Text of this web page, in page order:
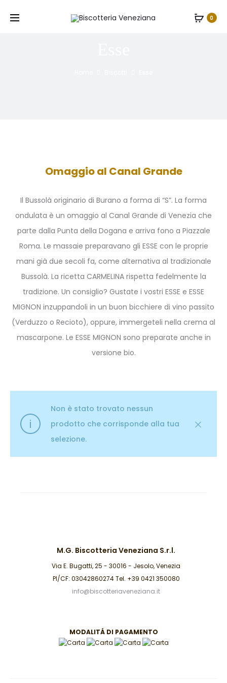
0
Omaggio al Canal Grande
Il Bussolà originario di Burano a forma di “S”. La forma
ondulata è un omaggio al Canal Grande di Venezia che
parte dalla Punta della Dogana e arriva fono a Piazzale
Roma. Le massaie preparavano gli ESSE con le proprie
mani già due secoli fa, come alternativa al tradizionale
Bussolà. La ricetta CARMELINA rispetta fedelmente la
tradizione. Un consiglio? Gustate i vostri ESSE e ESSE
MIGNON inzuppandoli in un buon bicchiere di vino passito
(Verduzzo o Recioto), oppure, immergeteli nella crema al
mascarpone. Le ESSE MIGNON sono preparate anche in
versione bio.
Non è stato trovato nessun
prodotto che corrisponde alla tua
selezione.
M.G. Biscotteria Veneziana S.r.l.
Via E. Bugatti, 25 - 30016 - Jesolo, Venezia
PI/CF: 03042860274 Tel. +39 0421 350080
info@biscotteriaveneziana.it
MODALITÁ DI PAGAMENTO